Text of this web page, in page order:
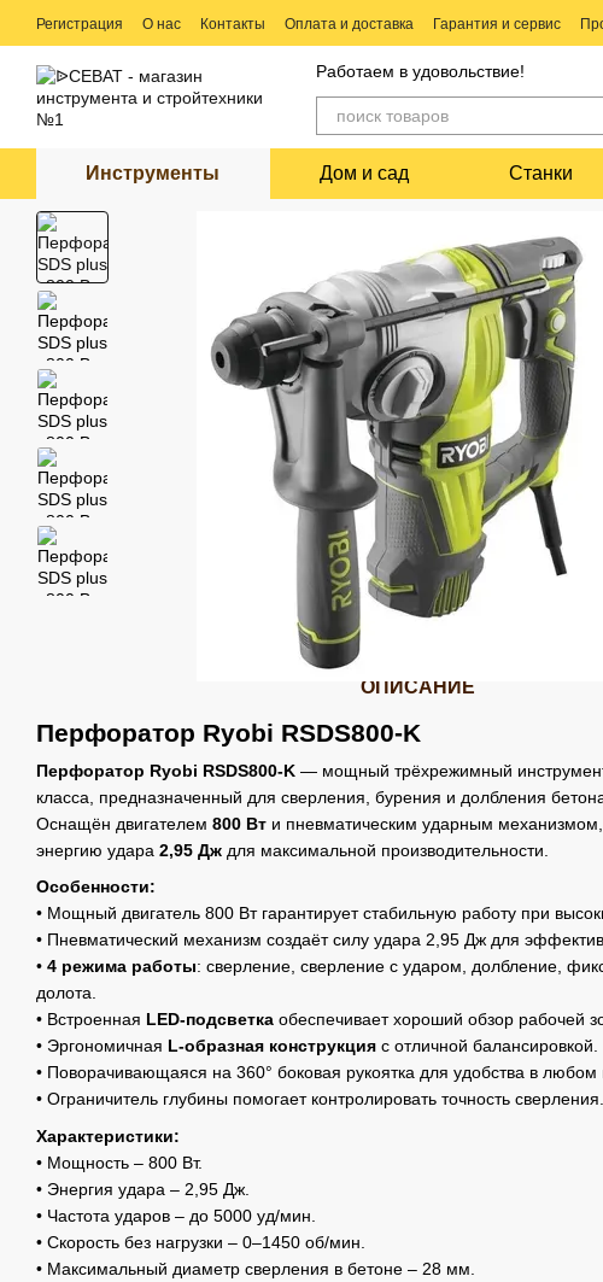
Перейти к основному контенту
Регистрация О нас Контакты Оплата и доставка Гарантия и сервис
Ремонт электро и бензо инструмента
Работаем в удовольствие!
Инструменты Дом и сад Станки
ОПИСАНИЕ
Перфоратор Ryobi RSDS800-K
Перфоратор Ryobi RSDS800-K — мощный трёхрежимный
класса, предназначенный для сверления, бурения и долбления
Оснащён двигателем 800 Вт и пневматическим ударным
энергию удара 2,95 Дж для максимальной производительности.
Особенности:
• Мощный двигатель 800 Вт гарантирует стабильную работу при
• Пневматический механизм создаёт силу удара 2,95 Дж для
• 4 режима работы: сверление, сверление с ударом, долбление,
долота.
• Встроенная LED-подсветка обеспечивает хороший обзор рабочей
• Эргономичная L-образная конструкция с отличной балансировкой.
• Поворачивающаяся на 360° боковая рукоятка для удобства в
• Ограничитель глубины помогает контролировать точность сверления.
Характеристики:
• Мощность – 800 Вт.
• Энергия удара – 2,95 Дж.
• Частота ударов – до 5000 уд/мин.
• Скорость без нагрузки – 0–1450 об/мин.
• Максимальный диаметр сверления в бетоне – 28 мм.